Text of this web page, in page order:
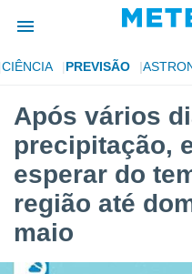
da
foi
para
as
fornecidas
CIÊNCIA PREVISÃO
Após vários
precipitação,
esperar do
região até
maio